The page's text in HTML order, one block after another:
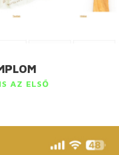
AZ ELSŐ